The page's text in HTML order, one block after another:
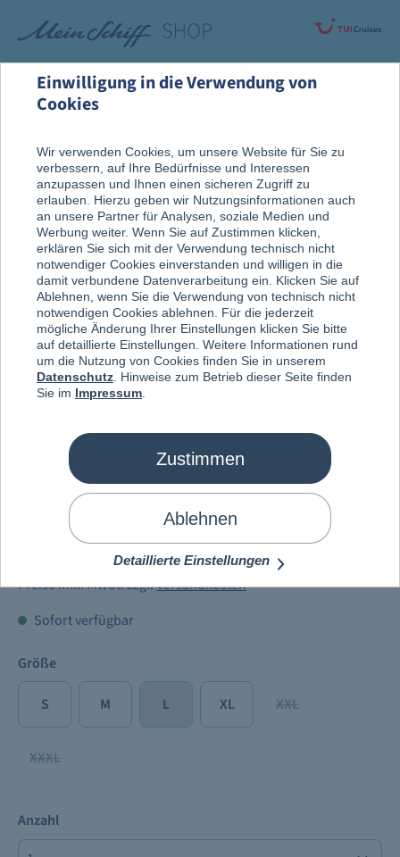
Rund um die Kreuzfahrt
Vor der Reise
Reise, Ausflug & An Bord
Mein Schiff®Herren Poloshirt
Weiß 2024
Preise inkl. MwSt. zzgl.Versandkosten
Sofort verfügbar
Größe
S M L XL XXL
XXXL
Anzahl
Einwilligung in die Verwendung von
Cookies
Wir verwenden Cookies, um unsere Website für Sie zu
verbessern, auf Ihre Bedürfnisse und Interessen
anzupassen und Ihnen einen sicheren Zugriff zu
erlauben. Hierzu geben wir Nutzungsinformationen auch
an unsere Partner für Analysen, soziale Medien und
Werbung weiter. Wenn Sie auf Zustimmen klicken,
erklären Sie sich mit der Verwendung technisch nicht
notwendiger Cookies einverstanden und willigen in die
damit verbundene Datenverarbeitung ein. Klicken Sie auf
Ablehnen, wenn Sie die Verwendung von technisch nicht
notwendigen Cookies ablehnen. Für die jederzeit
mögliche Änderung Ihrer Einstellungen klicken Sie bitte
auf detaillierte Einstellungen. Weitere Informationen rund
um die Nutzung von Cookies finden Sie in unserem
Datenschutz . Hinweise zum Betrieb dieser Seite finden
Sie im Impressum
Zustimmen
Ablehnen
Detaillierte Einstellungen